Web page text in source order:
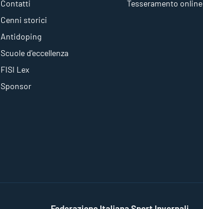
Contatti
Cenni storici
Antidoping
Scuole d'eccellenza
FISI Lex
Sponsor
Tesseramento online